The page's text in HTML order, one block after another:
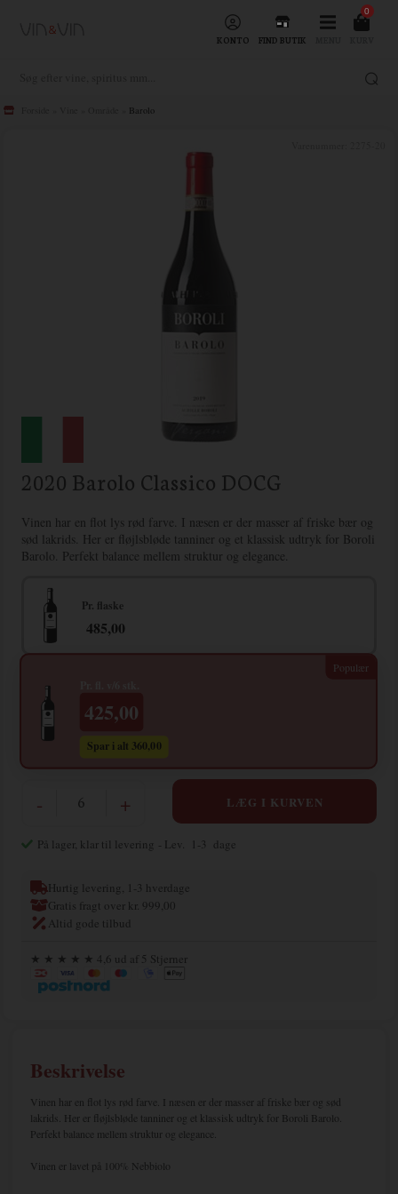
KONTO FIND BUTIK
0
Barolo
2020 Barolo Classico DOCG
Vinen har en flot lys rød farve. I næsen er der masser af friske bær og
sød lakrids. Her er fløjlsbløde tanniner og et klassisk udtryk for Boroli
Barolo. Perfekt balance mellem struktur og elegance.
Pr. flaske
485,00
Spar i alt 360,00
425,00
- +
På lager, klar til levering - Lev. 1-3 dage
Hurtig levering, 1-3 hverdage
Gratis fragt over kr. 999,00
Altid gode tilbud
★ ★ ★ ★ ★ 4,6 ud af 5 Stjerner
Beskrivelse
Vinen har en flot lys rød farve. I næsen er der masser af friske bær og sød
lakrids. Her er fløjlsbløde tanniner og et klassisk udtryk for Boroli Barolo.
Perfekt balance mellem struktur og elegance.
Vinen er lavet på 100% Nebbiolo